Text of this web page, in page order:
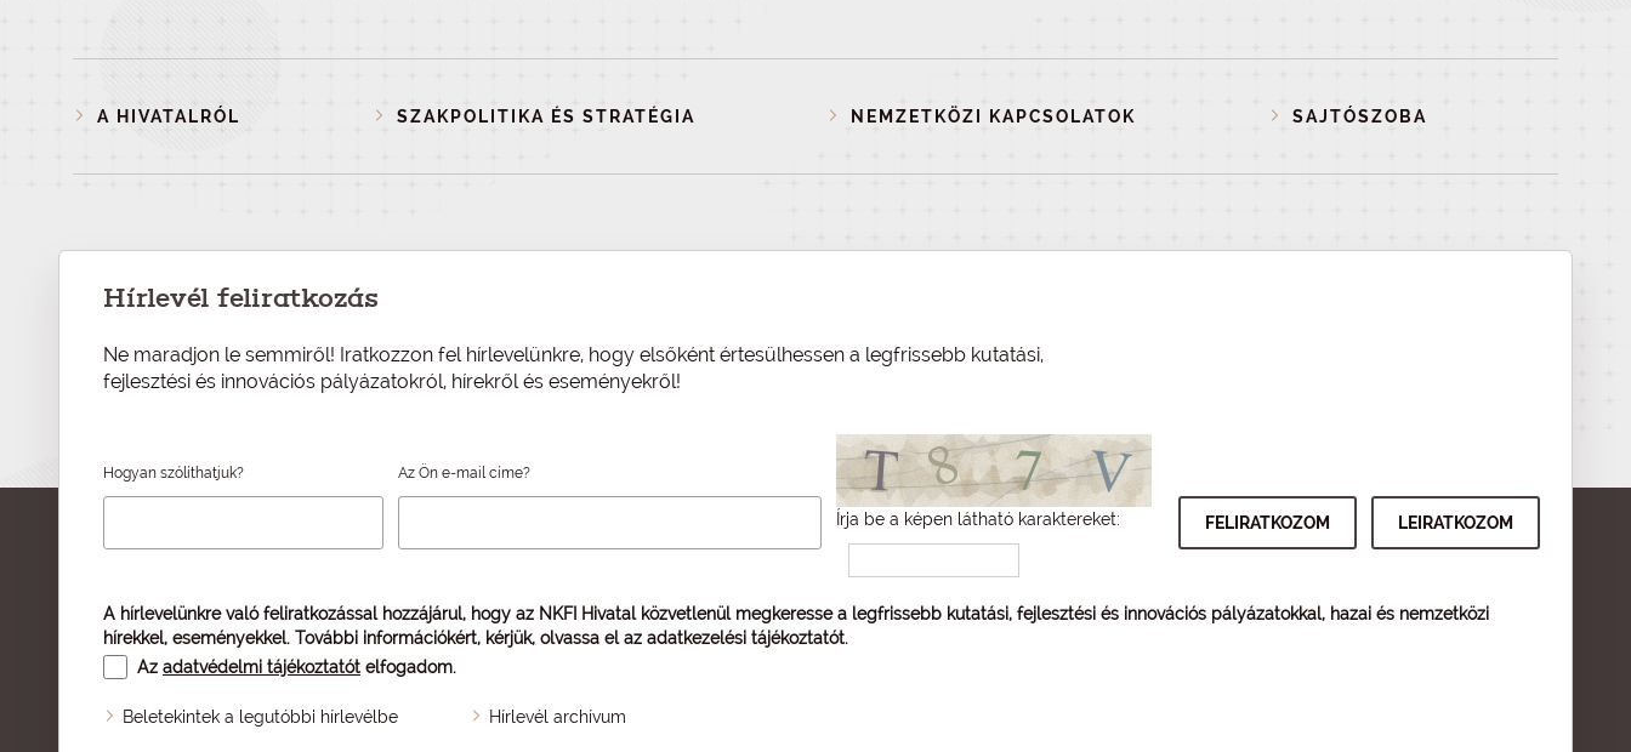
A HIVATALRÓL SZAKPOLITIKA ÉS STRATÉGIA NEMZETKÖZI KAPCSOLATOK SAJTÓSZOBA
Hírlevél feliratkozás
Ne maradjon le semmiről! Iratkozzon fel hírlevelünkre, hogy elsőként értesülhessen a legfrissebb kutatási,
fejlesztési és innovációs pályázatokról, hírekről és eseményekről!
Hogyan szólíthatjuk? Az Ön e-mail címe?
Írja be a képen látható karaktereket:
A hírlevelünkre való feliratkozással hozzájárul, hogy az NKFI Hivatal közvetlenül megkeresse a legfrissebb kutatási, fejlesztési és innovációs pályázatokkal, hazai és nemzetközi
hírekkel, eseményekkel. További információkért, kérjük, olvassa el az adatkezelési tájékoztatót.
Az adatvédelmi tájékoztatót elfogadom.
Beletekintek a legutóbbi hírlevélbe Hírlevél archívum